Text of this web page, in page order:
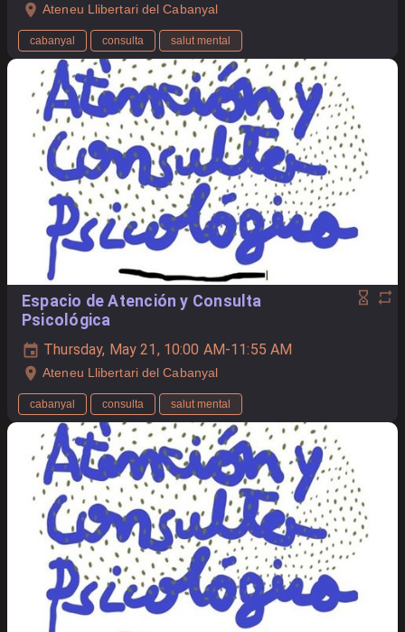
Ateneu Llibertari del Cabanyal
cabanyal consulta salut mental
Espacio de Atención y Consulta
Psicológica
Thursday, May 21, 10:00 AM-11:55 AM
Ateneu Llibertari del Cabanyal
cabanyal consulta salut mental